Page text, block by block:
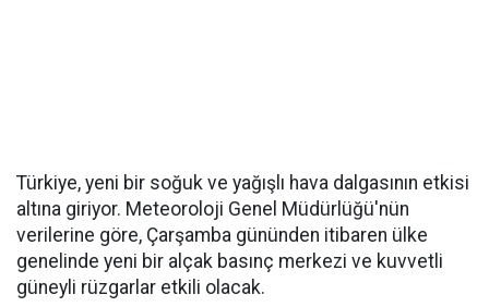
Türkiye, yeni bir soğuk ve yağışlı hava dalgasının etkisi
altına giriyor. Meteoroloji Genel Müdürlüğü'nün
verilerine göre, Çarşamba gününden itibaren ülke
genelinde yeni bir alçak basınç merkezi ve kuvvetli
güneyli rüzgarlar etkili olacak.